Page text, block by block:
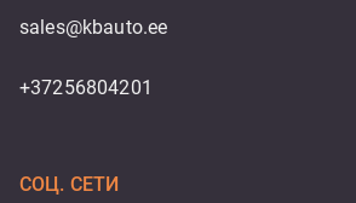
sales@kbauto.ee
+37256804201
СОЦ. СЕТИ